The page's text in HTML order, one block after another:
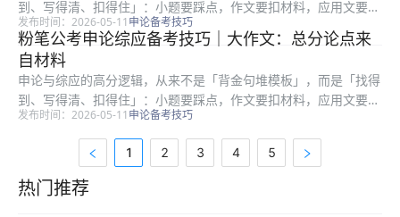
到、写得清、扣得住」：小题要踩点，作文要扣材料，应用文要顾
格式与对象。很多在职考生时间有限，更容易陷入「练了很多篇却
提分慢」：常见根因是要么通读材料浪费时间，要么要点合并过
度、要么书...
发布时间：2026-05-11 申论备考技巧
粉笔公考申论综应备考技巧｜大作文：总分论点来
自材料
申论与综应的高分逻辑，从来不是「背金句堆模板」，而是「找得
到、写得清、扣得住」：小题要踩点，作文要扣材料，应用文要顾
格式与对象。很多在职考生时间有限，更容易陷入「练了很多篇却
提分慢」：常见根因是要么通读材料浪费时间，要么要点合并过
度、要么书...
发布时间：2026-05-11 申论备考技巧
1 2 3 4 5
热门推荐资料
热门推荐